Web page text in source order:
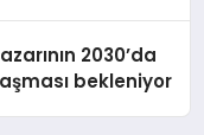
2030’da
bekleniyor